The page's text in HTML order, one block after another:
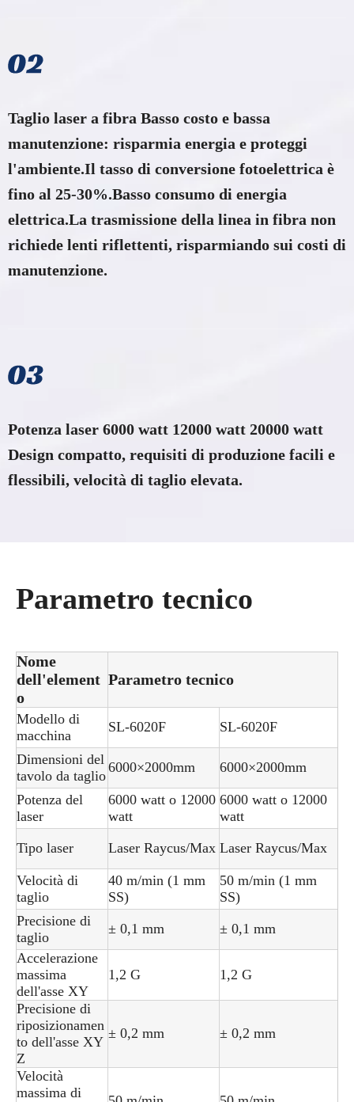
Taglio laser a fibra Basso costo e bassa
manutenzione: risparmia energia e proteggi
l'ambiente.Il tasso di conversione fotoelettrica è
fino al 25-30%.Basso consumo di energia
elettrica.La trasmissione della linea in fibra non
richiede lenti riflettenti, risparmiando sui costi di
manutenzione.
Potenza laser 6000 watt 12000 watt 20000 watt
Design compatto, requisiti di produzione facili e
flessibili, velocità di taglio elevata.
Parametro tecnico
Nome
dell'element
o
Parametro tecnico
Modello di
macchina
SL-6020F SL-6020F
Dimensioni del
tavolo da taglio
6000×2000mm 6000×2000mm
Potenza del
laser
6000 watt o 12000
watt
6000 watt o 12000
watt
Tipo laser
Laser Raycus/Max Laser Raycus/Max
Velocità di
taglio
40 m/min (1 mm
SS)
50 m/min (1 mm
SS)
Precisione di
taglio
± 0,1 mm
± 0,1 mm
Accelerazione
massima
dell'asse XY
1,2 G 1,2 G
Precisione di
riposizionamen
to dell'asse XY
Z
± 0,2 mm ± 0,2 mm
Velocità
massima di